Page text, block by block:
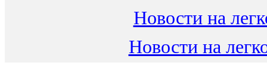
Новости на
Новости на